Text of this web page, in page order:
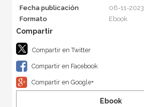
Fecha publicación
06-11-2023
Formato
Ebook
Compartir en Twitter
Compartir en Facebook
Compartir en Google+
Ebook